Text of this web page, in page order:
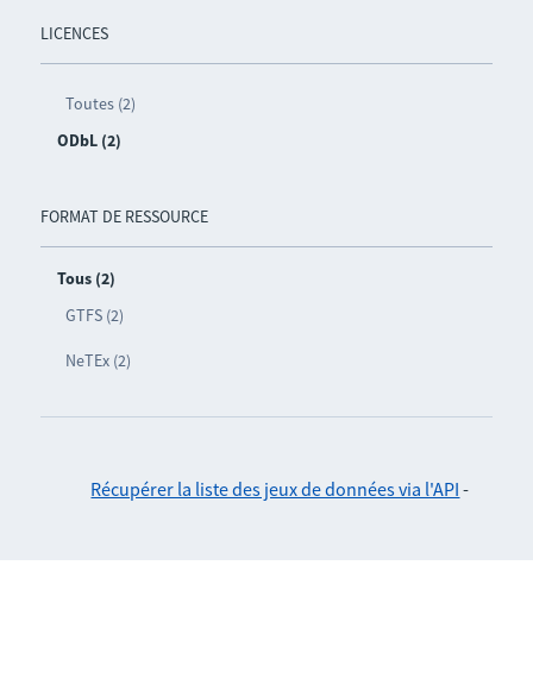
LICENCES
Toutes (2)
ODbL (2)
FORMAT DE RESSOURCE
Tous (2)
GTFS (2)
NeTEx (2)
Récupérer la liste des jeux de données via l'API -